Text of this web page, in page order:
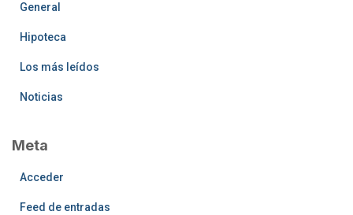
General
Hipoteca
Los más leídos
Noticias
Meta
Acceder
Feed de entradas